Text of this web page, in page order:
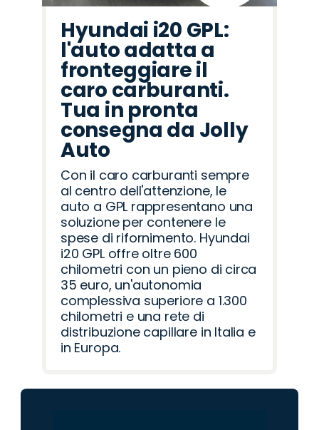
Hyundai i20 GPL:
l'auto adatta a
fronteggiare il
caro carburanti.
Tua in pronta
consegna da Jolly
Auto
Con il caro carburanti sempre
al centro dell'attenzione, le
auto a GPL rappresentano una
soluzione per contenere le
spese di rifornimento. Hyundai
i20 GPL offre oltre 600
chilometri con un pieno di circa
35 euro, un'autonomia
complessiva superiore a 1.300
chilometri e una rete di
distribuzione capillare in Italia e
in Europa.